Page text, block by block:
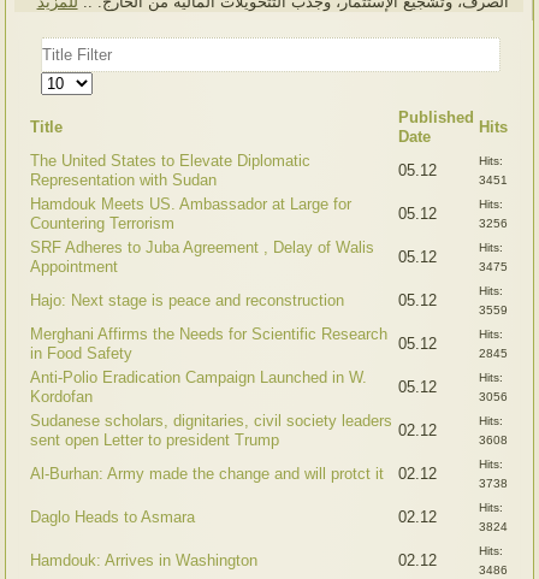
Title
Filter
Display
#
Title
Published
Date
Hits
The United States to Elevate Diplomatic
Representation with Sudan
05.12
Hits:
3451
Hamdouk Meets US. Ambassador at Large for
Countering Terrorism
05.12
Hits:
3256
SRF Adheres to Juba Agreement , Delay of Walis
Appointment
05.12
Hits:
3475
Hajo: Next stage is peace and reconstruction 05.12
Hits:
3559
Merghani Affirms the Needs for Scientific Research
in Food Safety
05.12
Hits:
2845
Anti-Polio Eradication Campaign Launched in W.
Kordofan
05.12
Hits:
3056
Sudanese scholars, dignitaries, civil society leaders
sent open Letter to president Trump
02.12
Hits:
3608
Al-Burhan: Army made the change and will protct it 02.12
Hits:
3738
Daglo Heads to Asmara 02.12
Hits:
3824
Hamdouk: Arrives in Washington 02.12
Hits:
3486